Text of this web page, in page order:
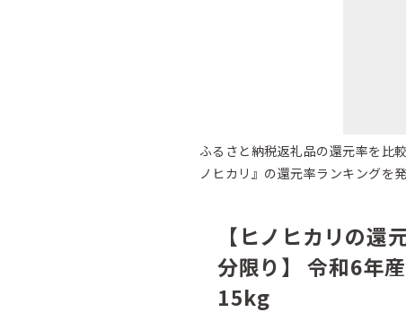
ふるさと納税返礼品の還元率を比
ノヒカリ』の還元率ランキングを発
【ヒノヒカリの
分限り】 令和6年
15kg